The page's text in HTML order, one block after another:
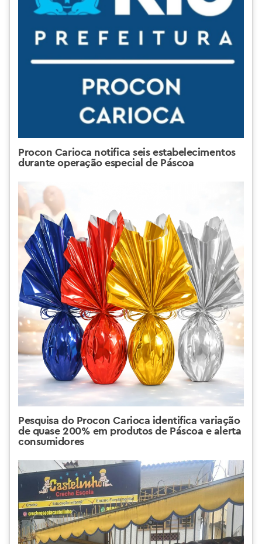
Procon Carioca notifica seis estabelecimentos
durante operação especial de Páscoa
Pesquisa do Procon Carioca identifica variação
de quase 200% em produtos de Páscoa e alerta
consumidores